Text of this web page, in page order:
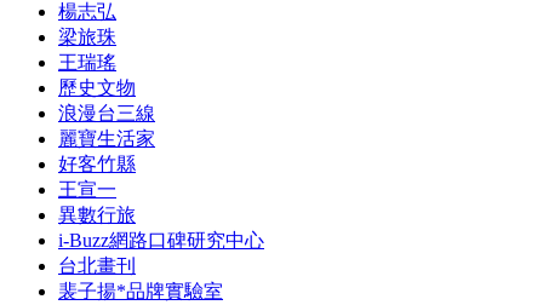
楊志弘
梁旅珠
王瑞瑤
歷史文物
浪漫台三線
麗寶生活家
好客竹縣
王宣一
異數行旅
i-Buzz網路口碑研究中心
台北畫刊
裴子揚*品牌實驗室